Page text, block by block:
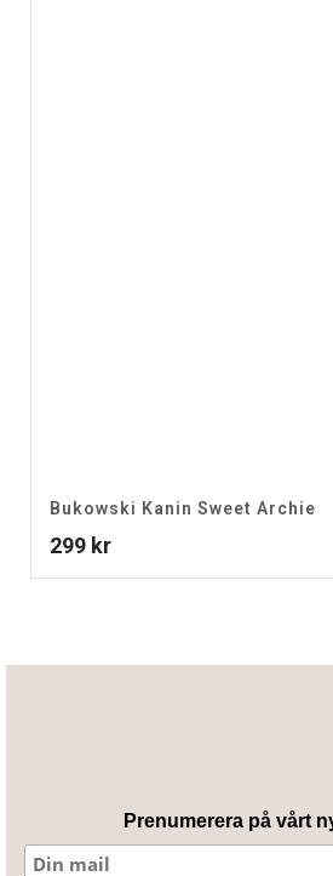
Bukowski Kanin Sweet Archie
299 kr
Prenumerera på vårt